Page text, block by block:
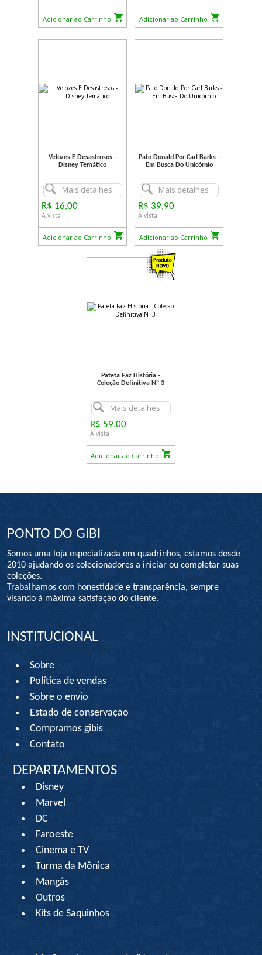
Adicionar ao Carrinho Adicionar ao Carrinho
Velozes E Desastrosos -
Disney Temático
Mais detalhes
R$ 16,00
À vista
Adicionar ao Carrinho
Pato Donald Por Carl Barks -
Em Busca Do Unicórnio
Mais detalhes
R$ 39,90
À vista
Adicionar ao Carrinho
Pateta Faz História -
Coleção Definitiva Nº 3
Mais detalhes
R$ 59,00
À vista
Adicionar ao Carrinho
PONTO DO GIBI
Somos uma loja especializada em quadrinhos, estamos desde
2010 ajudando os colecionadores a iniciar ou completar suas
coleções.
Trabalhamos com honestidade e transparência, sempre
visando à máxima satisfação do cliente.
INSTITUCIONAL
Sobre
Política de vendas
Sobre o envio
Estado de conservação
Compramos gibis
Contato
DEPARTAMENTOS
Disney
Marvel
DC
Faroeste
Cinema e TV
Turma da Mônica
Mangás
Outros
Kits de Saquinhos